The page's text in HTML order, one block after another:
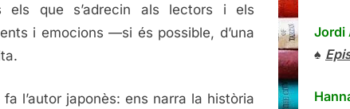
els que s’adrecin als lectors i els
i emocions —si és possible, d’una
l’autor japonès: ens narra la història
Jordi
♠